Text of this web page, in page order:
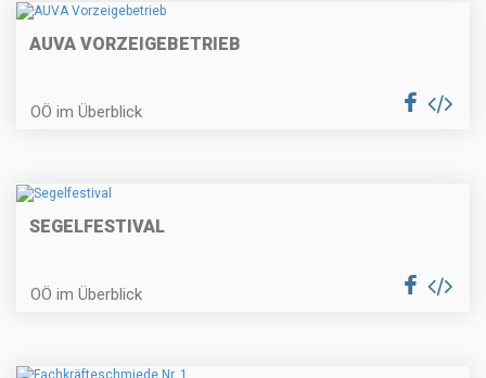
AUVA VORZEIGEBETRIEB
OÖ im Überblick
SEGELFESTIVAL
OÖ im Überblick